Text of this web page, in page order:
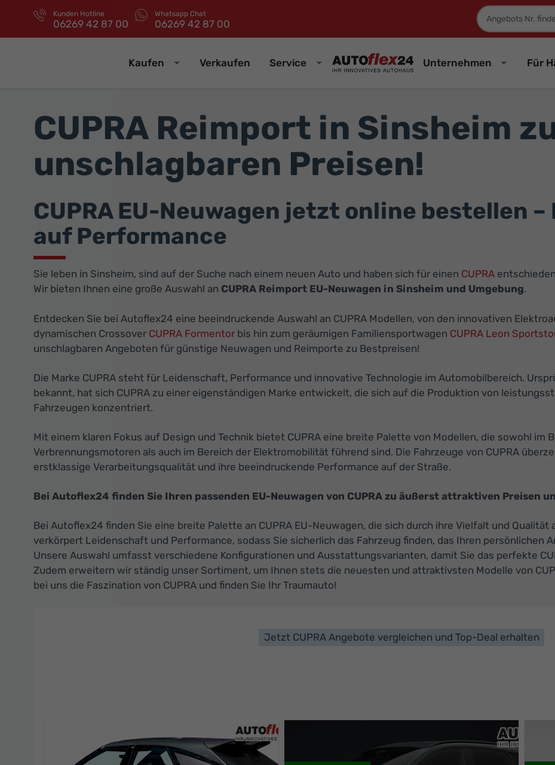
Kunden Hotline
06269 42 87 00
Whatsapp Chat
06269 42 87 00
Fahrzeugnummer
Kaufen Verkaufen Service Unternehmen Für
CUPRA Reimport in Sinsheim
unschlagbaren Preisen!
CUPRA EU-Neuwagen jetzt online bestellen
auf Performance
Sie leben in Sinsheim, sind auf der Suche nach einem neuen Auto und haben sich für einen CUPRA
Wir bieten Ihnen eine große Auswahl an CUPRA Reimport EU-Neuwagen in Sinsheim und Umgebung.
Entdecken Sie bei Autoflex24 eine beeindruckende Auswahl an CUPRA Modellen, von den innovativen
dynamischen Crossover CUPRA Formentor bis hin zum geräumigen Familiensportwagen CUPRA Leon
unschlagbaren Angeboten für günstige Neuwagen und Reimporte zu Bestpreisen!
Die Marke CUPRA steht für Leidenschaft, Performance und innovative Technologie im Automobilbereich.
bekannt, hat sich CUPRA zu einer eigenständigen Marke entwickelt, die sich auf die Produktion von
Fahrzeugen konzentriert.
Mit einem klaren Fokus auf Design und Technik bietet CUPRA eine breite Palette von Modellen, die sowohl im
Verbrennungsmotoren als auch im Bereich der Elektromobilität führend sind. Die Fahrzeuge von CUPRA
erstklassige Verarbeitungsqualität und ihre beeindruckende Performance auf der Straße.
Bei Autoflex24 finden Sie Ihren passenden EU-Neuwagen von CUPRA zu äußerst attraktiven Preisen
Bei Autoflex24 finden Sie eine breite Palette an CUPRA EU-Neuwagen, die sich durch ihre Vielfalt und Qualität
verkörpert Leidenschaft und Performance, sodass Sie sicherlich das Fahrzeug finden, das Ihren persönlichen
Unsere Auswahl umfasst verschiedene Konfigurationen und Ausstattungsvarianten, damit Sie das perfekte
Zudem erweitern wir ständig unser Sortiment, um Ihnen stets die neuesten und attraktivsten Modelle von
bei uns die Faszination von CUPRA und finden Sie Ihr Traumauto!
Jetzt CUPRA Angebote vergleichen und Top-Deal erhalten